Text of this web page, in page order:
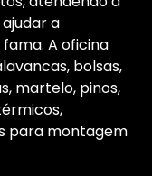
a
A oficina
bolsas,
martelo, pinos,
para montagem